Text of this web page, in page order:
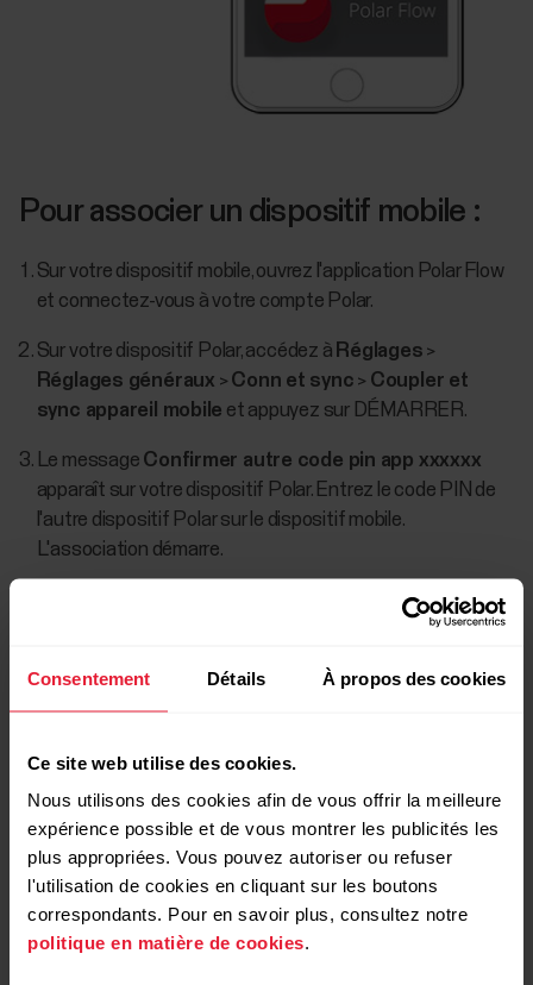
Consentement Détails À propos des cookies
Ce site web utilise des cookies.
Nous utilisons des cookies afin de vous offrir la meilleure
expérience possible et de vous montrer les publicités les
plus appropriées. Vous pouvez autoriser ou refuser
l'utilisation de cookies en cliquant sur les boutons
correspondants. Pour en savoir plus, consultez notre
politique en matière de cookies.
Pour associer un dispositif mobile :
Sur votre dispositif mobile, ouvrez l'application Polar Flow
et connectez-vous à votre compte Polar.
Sur votre dispositif Polar, accédez à Réglages >
Réglages généraux >Conn et sync > Coupler et
sync appareil mobile et appuyez sur DÉMARRER.
Le message Confirmer autre code pin app xxxxxx
apparaît sur votre dispositif Polar. Entrez le code PIN de
l'autre dispositif Polar sur le dispositif mobile.
L'association démarre.